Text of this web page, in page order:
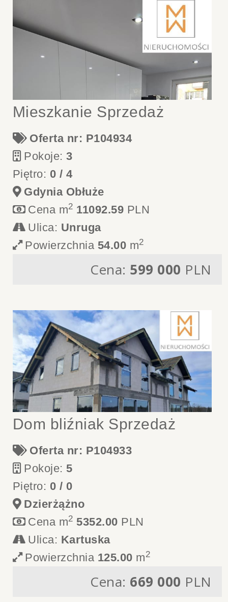
Mieszkanie Sprzedaż
Oferta nr: P104934
Pokoje:3
Piętro: 0 / 4
Gdynia Obłuże
Cena m2 11092.59 PLN
Ulica: Unruga
Powierzchnia 54.00 m2
Cena: 599 000 PLN
Dom bliźniak Sprzedaż
Oferta nr: P104933
Pokoje:5
Piętro: 0 / 0
Dzierżążno
Cena m2 5352.00 PLN
Ulica: Kartuska
Powierzchnia 125.00 m2
Cena: 669 000 PLN